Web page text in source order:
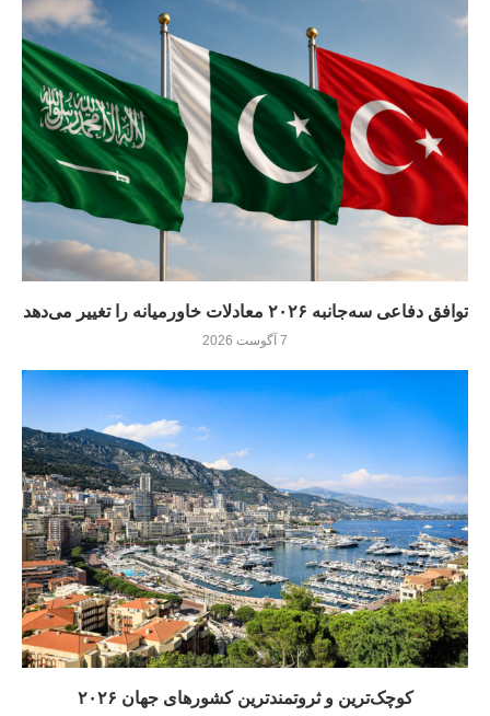
توافق دفاعی سه‌جانبه ۲۰۲۶ معادلات خاورمیانه را تغییر می‌دهد
7 آگوست 2026
کوچک‌ترین و ثروتمندترین کشورهای جهان ۲۰۲۶